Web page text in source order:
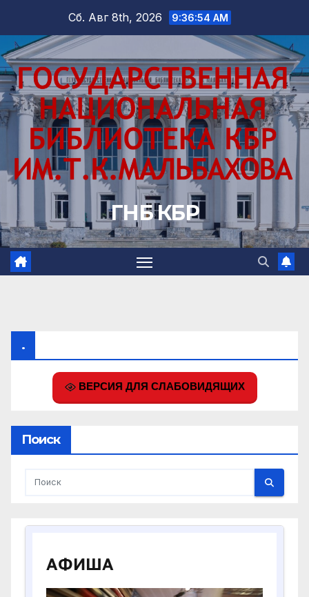
содержимому
Сб. Авг 8th, 2026 9:36:55 AM
ГНБ КБР
.
ВЕРСИЯ ДЛЯ СЛАБОВИДЯЩИХ
Поиск